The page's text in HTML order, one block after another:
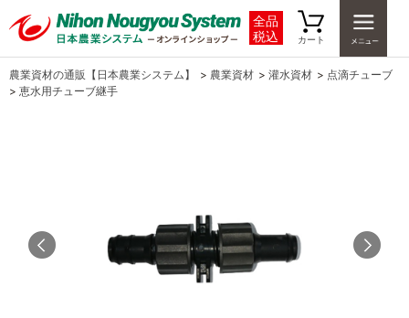
全品
税込
カート
農業資材の通販【日本農業システム】 > 農業資材 > 灌水資材 > 点滴チューブ
> 恵水用チューブ継手